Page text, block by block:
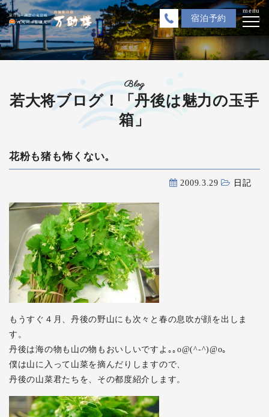
宿泊予約
menu
Blog
若大将ブログ！「丹後は魅力の玉手
箱」
花粉も猪も怖くない。
2009.3.29 日記
もうすぐ４月、丹後の野山にも次々と春の息吹が顔を出しま
す。
丹後は海の物も山の物もおいしいですよ｡｡o@(^-^)@o｡
僕は山に入って山菜を摘んだりしますので、
丹後の山菜君たちを、その都度紹介します。